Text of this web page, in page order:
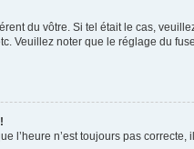
du vôtre. Si tel était le cas,
Veuillez noter que le réglage du
l’heure n’est toujours pas